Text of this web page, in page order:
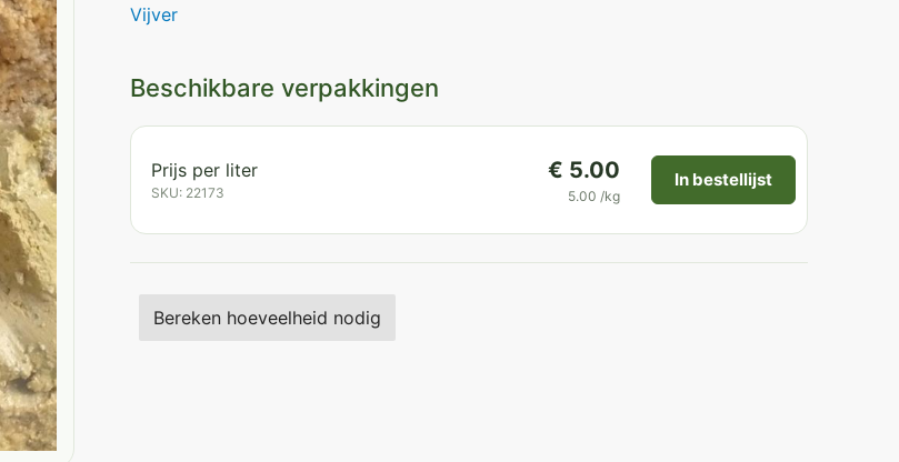
Vijver
Beschikbare verpakkingen
Prijs per liter
SKU: 22173
€ 5.00
5.00 /kg
In bestellijst
Bereken hoeveelheid nodig